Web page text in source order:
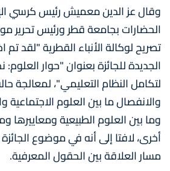
وقال عز الدين معميش رئيس كرسي
الحضارات بجامعة قطر ورئيس تحرير
تصريح لوكالة الأنباء القطرية "لقد تم
الجديدة للجائزة بعنوان "حوار
لتكامل النظام التعليمي"، لمعالجة
والانفصال ما بين العلوم الاجتماعية
وما بين العلوم الطبيعية
أخرى، لافتا إلى أنه في موضوع
مسار العلاقة بين الحقول المعرفية.